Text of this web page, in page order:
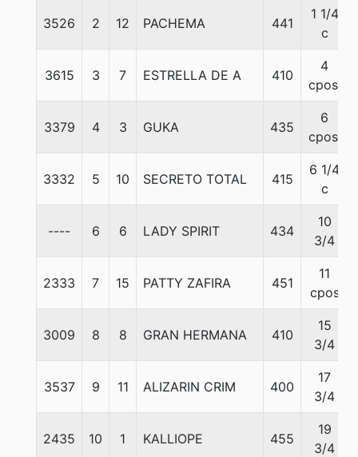
3526 2 12 PACHEMA 441
1 1/4
c
3615 3 7 ESTRELLA DE A 410
4
cpos.
3379 4 3 GUKA 435
6
cpos.
3332 5 10 SECRETO TOTAL 415
6 1/4
c
---- 6 6 LADY SPIRIT 434
10
3/4
2333 7 15 PATTY ZAFIRA 451
11
cpos
3009 8 8 GRAN HERMANA 410
15
3/4
3537 9 11 ALIZARIN CRIM 400
17
3/4
2435 10 1 KALLIOPE 455
19
3/4